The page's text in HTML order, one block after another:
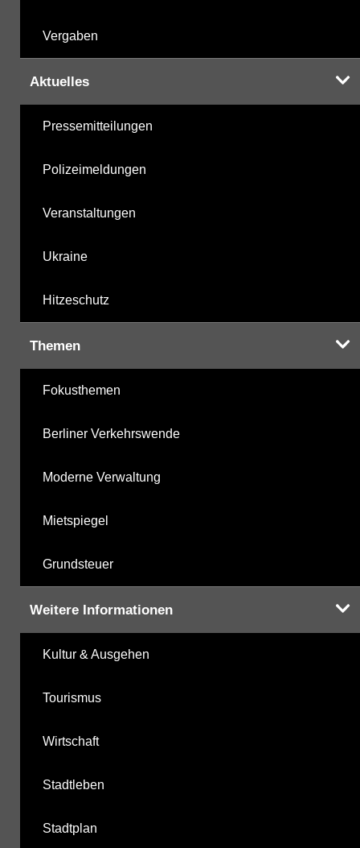
Vergaben
Aktuelles
Pressemitteilungen
Polizeimeldungen
Veranstaltungen
Ukraine
Hitzeschutz
Themen
Fokusthemen
Berliner Verkehrswende
Moderne Verwaltung
Mietspiegel
Grundsteuer
Weitere Informationen
Kultur & Ausgehen
Tourismus
Wirtschaft
Stadtleben
Stadtplan